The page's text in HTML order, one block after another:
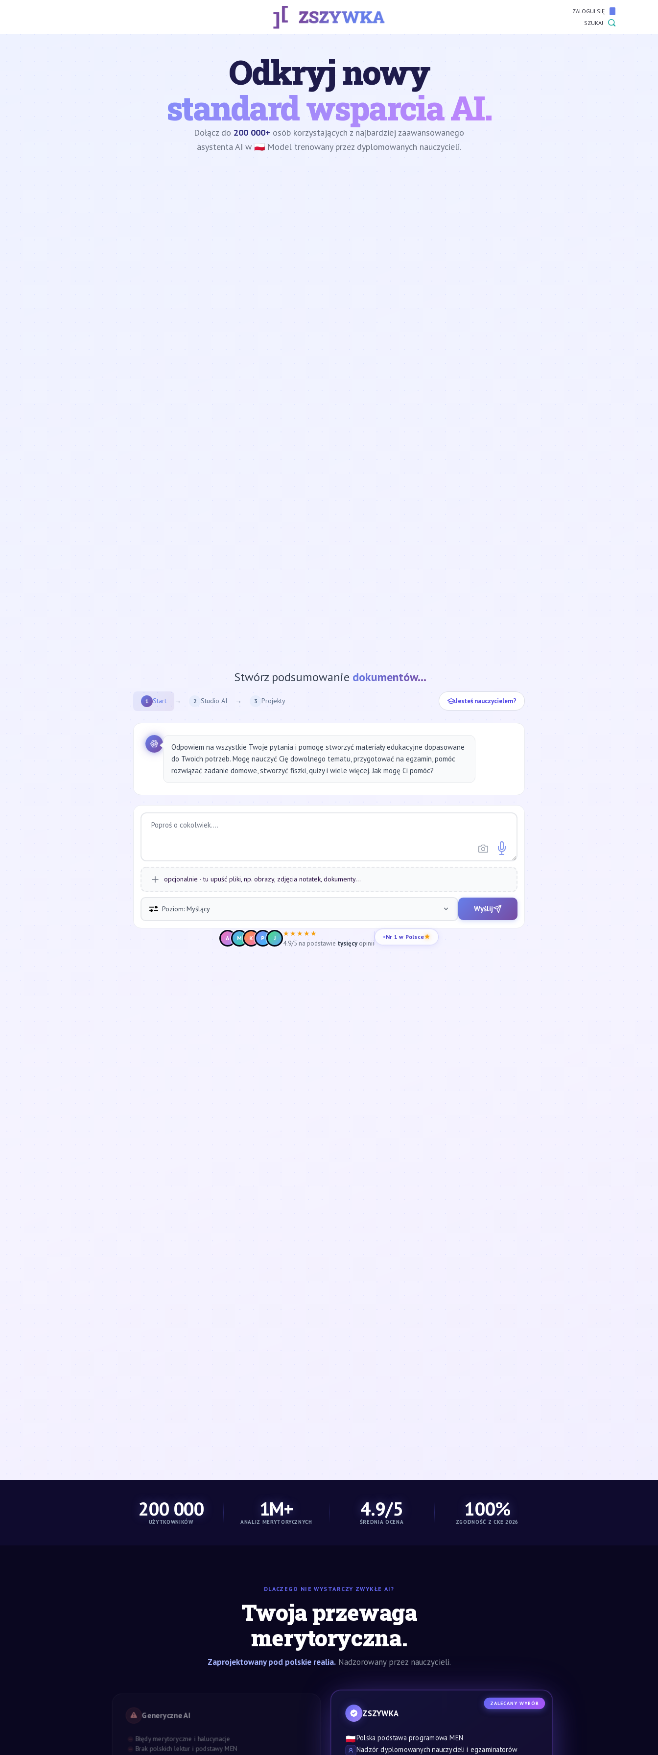
ZALOGUJ SIĘ
SZUKAJ
Odkryj nowy
standard wsparcia AI.
Dołącz do 200 000+ osób korzystających z najbardziej zaawansowanego
asystenta AI w 🇵🇱 Model trenowany przez dyplomowanych nauczycieli.
Stwórz podsumowanie strony internetowej...
1 Start → 2 Studio AI → 3 Projekty Jesteś nauczycielem?
Odpowiem na wszystkie Twoje pytania i pomogę stworzyć materiały edukacyjne dopasowane
do Twoich potrzeb. Mogę nauczyć Cię dowolnego tematu, przygotować na egzamin, pomóc
rozwiązać zadanie domowe, stworzyć fiszki, quizy i wiele więcej. Jak mogę Ci pomóc?
opcjonalnie - tu upuść pliki, np. obrazy, zdjęcia notatek, dokumenty...
Poziom: Myślący Wyślij
A M K P J
★★★★★
4.9/5 na podstawie tysięcyopinii
Nr 1 w Polsce
200 000
UŻYTKOWNIKÓW
1M+
ANALIZ MERYTORYCZNYCH
4.9/5
ŚREDNIA OCENA
100%
ZGODNOŚĆ Z CKE 2026
DLACZEGO NIE WYSTARCZY ZWYKŁE AI?
Twoja przewaga
merytoryczna.
Zaprojektowany pod polskie realia.Nadzorowany przez nauczycieli.
Generyczne AI
Błędy merytoryczne i halucynacje
Brak polskich lektur i podstawy MEN
ZALECANY WYBÓR
ZSZYWKA
🇵🇱Polska podstawa programowa MEN
Nadzór dyplomowanych nauczycieli i egzaminatorów